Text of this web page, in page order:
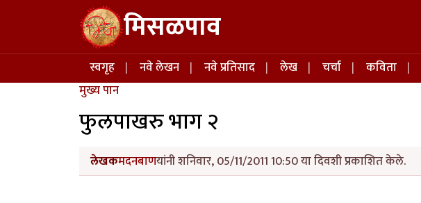
Skip to main content मिसळपाव
Main navigation
स्वगृह नवे लेखन नवे प्रतिसाद लेख चर्चा कविता
मुख्य पान
फुलपाखरु भाग २
लेखकमदनबाणयांनी शनिवार, 05/11/2011 10:50 या दिवशी प्रकाशित केले.